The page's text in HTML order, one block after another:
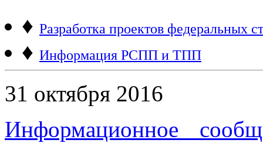
♦ Разработка проектов федеральных
♦ Информация РСПП и ТПП
31 октября 2016
Информационное